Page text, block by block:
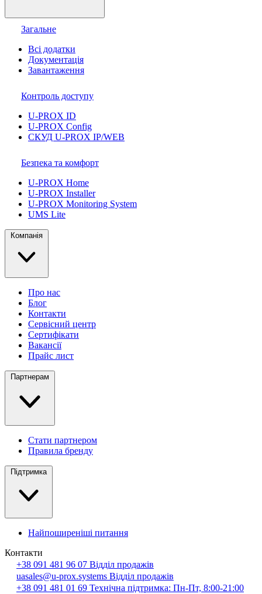
Загальне
Всі додатки
Документація
Завантаження
Контроль доступу
U-PROX ID
U-PROX Config
СКУД U-PROX IP/WEB
Безпека та комфорт
U-PROX Home
U-PROX Installer
U-PROX Monitoring System
UMS Lite
Компанія
Про нас
Блог
Контакти
Сервісний центр
Сертифікати
Вакансії
Прайс лист
Партнерам
Стати партнером
Правила бренду
Підтримка
Найпоширеніші питання
Контакти
+38 091 481 96 07 Відділ продажів
uasales@u-prox.systems Відділ продажів
+38 091 481 01 69 Технічна підтримка: Пн-Пт, 8:00-21:00